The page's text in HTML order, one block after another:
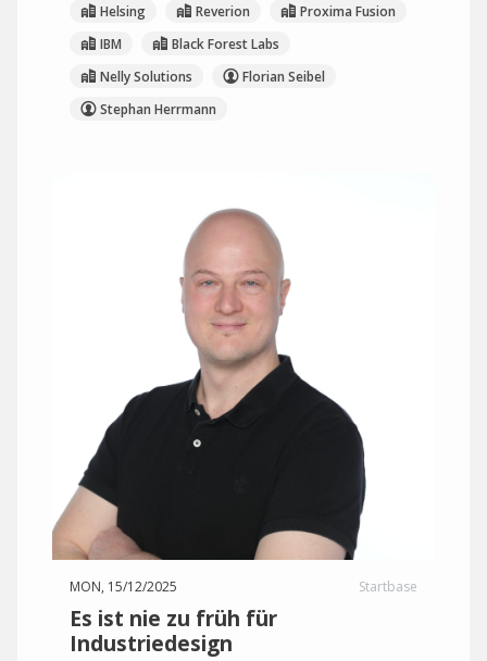
Helsing
Reverion
Proxima Fusion
IBM
Black Forest Labs
Nelly Solutions
Florian Seibel
Stephan Herrmann
MON, 15/12/2025 Startbase
Es ist nie zu früh für
Industriedesign